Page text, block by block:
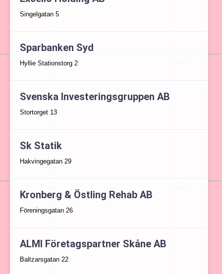
Singelgatan 5
Sparbanken Syd
Hyllie Stationstorg 2
Svenska Investeringsgruppen AB
Stortorget 13
Sk Statik
Hakvingegatan 29
Kronberg & Östling Rehab AB
Föreningsgatan 26
ALMI Företagspartner Skåne AB
Baltzarsgatan 22